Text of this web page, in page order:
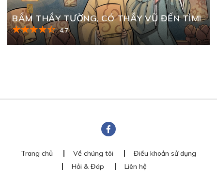
BẨM THẦY TƯỜNG, CÓ THẦY VŨ ĐẾN TÌM!
4.7
Trang chủ Về chúng tôi
Điều khoản sử dụng
Hỏi & Đáp
Liên hệ